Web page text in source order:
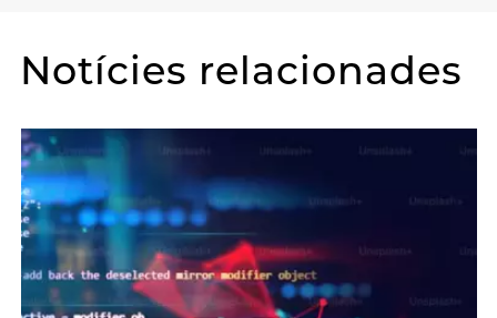
Notícies relacionades